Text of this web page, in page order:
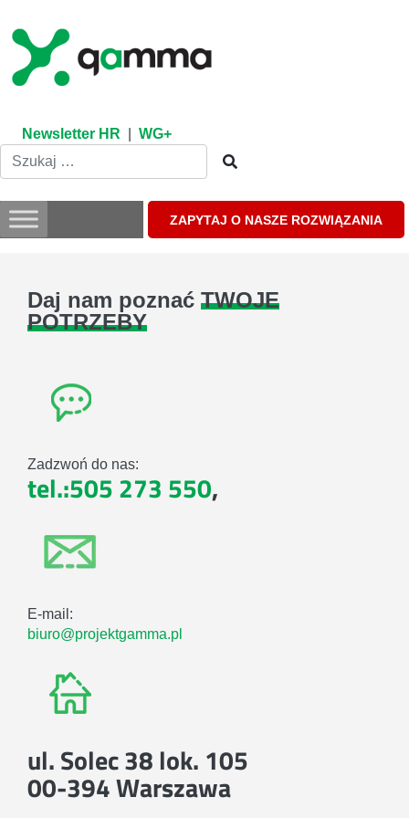
content
Newsletter HR WG+
ZAPYTAJ O NASZE ROZWIĄZANIA
Daj nam poznać TWOJE
POTRZEBY
Zadzwoń do nas:
tel.:505 273 550,
E-mail:
biuro@projektgamma.pl
ul. Solec 38 lok. 105
00-394 Warszawa